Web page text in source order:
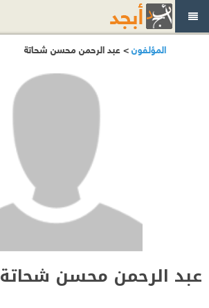
المؤلفون> عبد الرحمن محسن شحاتة
عبد الرحمن محسن شحاتة